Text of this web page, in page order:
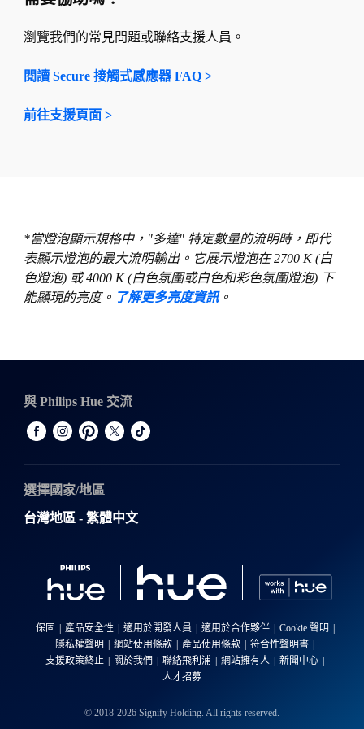
瀏覽我們的常見問題或聯絡支援人員。
閱讀 Secure 接觸式感應器 FAQ >
前往支援頁面 >
*當燈泡顯示規格中，"多達" 特定數量的流明時，即代
表顯示燈泡的最大流明輸出。它展示燈泡在 2700 K (白
色燈泡) 或 4000 K (白色氛圍或白色和彩色氛圍燈泡) 下
能顯現的亮度。 了解更多亮度資訊。
與 Philips Hue 交流
選擇國家/地區
台灣地區 - 繁體中文
保固 產品安全性 適用於開發人員 適用於合作夥伴
Cookie 聲明
隱私權聲明
網站使用條款 產品使用條款
符合性聲明書
支援政策終止
關於我們 聯絡飛利浦 網站擁有人
新聞中心
人才招募
© 2018-2026 Signify Holding. All rights reserved.